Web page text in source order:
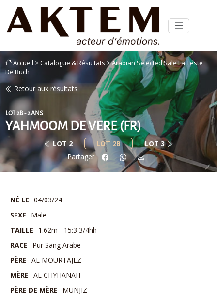
Accueil > Catalogue & Résultats > Arabian Selected Sale La Teste
De Buch
Retour aux résultats
LOT 2B - 2 ANS
YAHMOOM DE VERE (FR)
LOT 2 LOT 2B
LOT 3
Partager
NÉ LE 04/03/24
SEXE
Male
TAILLE
1.62m - 15:3 3/4hh
RACE
Pur Sang Arabe
PÈRE AL MOURTAJEZ
MÈRE AL CHYHANAH
PÈRE DE MÈRE
MUNJIZ